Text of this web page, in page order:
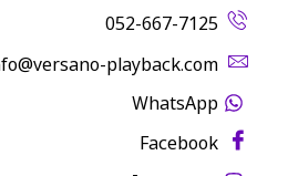
052-667-7125
playback.com‬
WhatsApp
Facebook